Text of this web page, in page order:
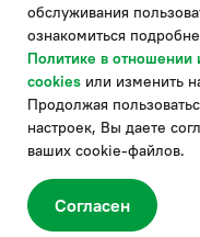
Политика в
Производитель
вносить изменения в
товара, не
обслуживания
ознакомиться
Политике в отношении
cookies или изменить
Продолжая
настроек, Вы даете
ваших cookie-файлов.
Согласен